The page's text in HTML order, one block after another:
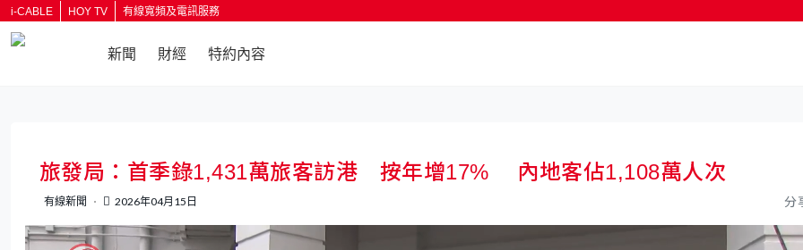
i-CABLE HOY TV 有線寬頻及電訊服務
新聞 財經 特約內容
旅發局：首季錄1,431萬旅客訪港 按年增17% 內地客佔1,108萬人次
有線新聞 2026年04月15日 分